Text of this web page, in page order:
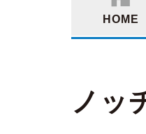
HOME
ノッ